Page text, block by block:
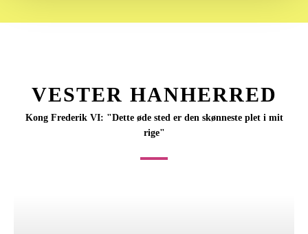
VESTER HANHERRED
Kong Frederik VI: "Dette øde sted er den skønneste plet i mit
rige"